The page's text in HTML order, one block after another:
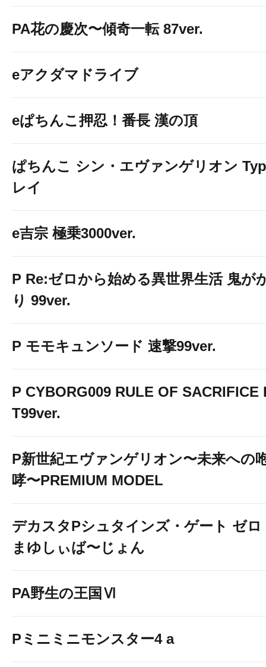
PA花の慶次〜傾奇一転 87ver.
eアクダマドライブ
eぱちんこ押忍！番長 漢の頂
ぱちんこ シン・エヴァンゲリオン
レイ
e吉宗 極乗3000ver.
P Re:ゼロから始める異世界生活 鬼が
り 99ver.
P モモキュンソード 速撃99ver.
P CYBORG009 RULE OF SACRIFICE
T99ver.
P新世紀エヴァンゲリオン〜未来への
哮〜PREMIUM MODEL
デカスタPシュタインズ・ゲート ゼロ
まゆしぃば〜じょん
PA野生の王国Ⅵ
Pミニミニモンスター4 a